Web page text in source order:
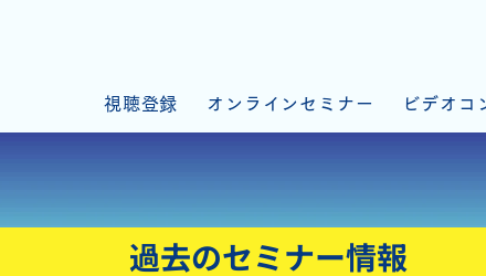
視聴登録 オンラインセミナー ビデオコ
過去のセミナー情報